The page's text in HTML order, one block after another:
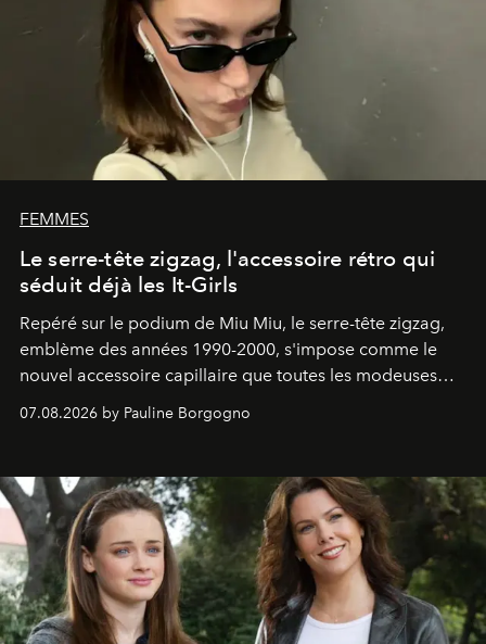
FEMMES
Le serre-tête zigzag, l'accessoire rétro qui
séduit déjà les It-Girls
Repéré sur le podium de Miu Miu, le serre-tête zigzag,
emblème des années 1990-2000, s'impose comme le
nouvel accessoire capillaire que toutes les modeuses
s'arrachent déjà.
07.08.2026 by Pauline Borgogno